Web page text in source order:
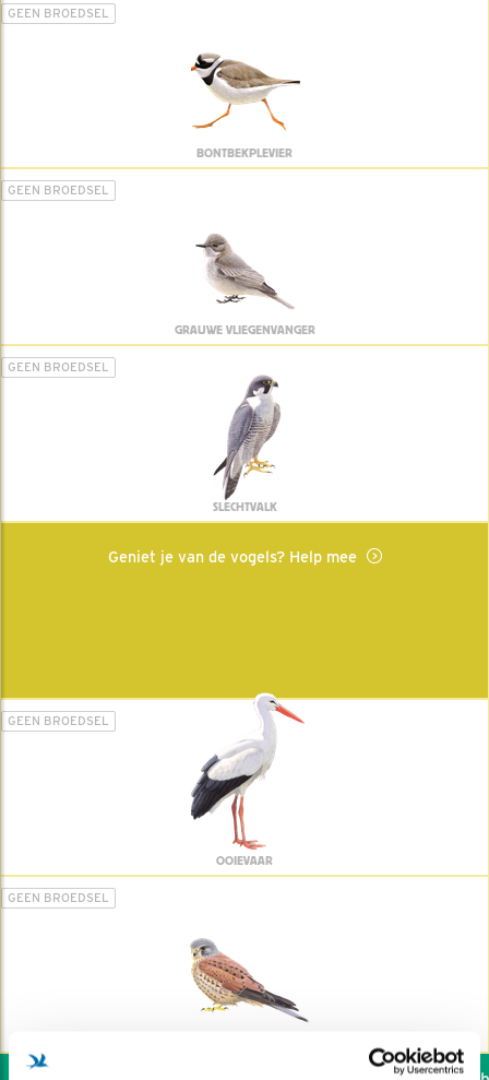
GEEN BROEDSEL
BONTBEKPLEVIER
GEEN BROEDSEL
GRAUWE VLIEGENVANGER
GEEN BROEDSEL
SLECHTVALK
Geniet je van de vogels? Help mee
GEEN BROEDSEL
OOIEVAAR
GEEN BROEDSEL